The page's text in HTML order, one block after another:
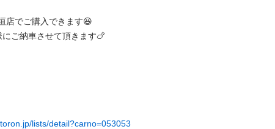
店でご購入できます😆
ご納車させて頂きます🍗
lists/detail?carno=053053